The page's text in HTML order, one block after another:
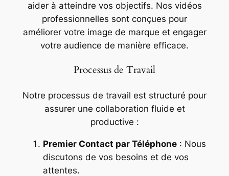
aider à atteindre vos objectifs. Nos vidéos
professionnelles sont conçues pour
améliorer votre image de marque et engager
votre audience de manière efficace.
Processus de Travail
Notre processus de travail est structuré pour
assurer une collaboration fluide et
productive :
Premier Contact par Téléphone: Nous
discutons de vos besoins et de vos
attentes.